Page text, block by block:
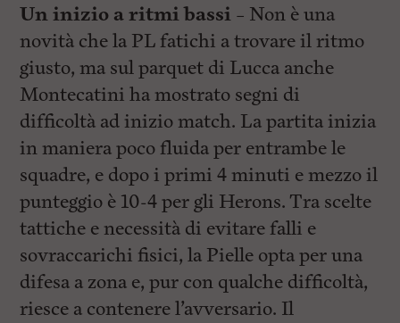
Un inizio a ritmi bassi – Non è una
novità che la PL fatichi a trovare il ritmo
giusto, ma sul parquet di Lucca anche
Montecatini ha mostrato segni di
difficoltà ad inizio match. La partita inizia
in maniera poco fluida per entrambe le
squadre, e dopo i primi 4 minuti e mezzo il
punteggio è 10-4 per gli Herons. Tra scelte
tattiche e necessità di evitare falli e
sovraccarichi fisici, la Pielle opta per una
difesa a zona e, pur con qualche difficoltà,
riesce a contenere l’avversario. Il